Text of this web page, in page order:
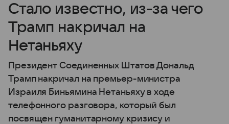
Стало известно, из-за чего
Трамп накричал на
Нетаньяху
Президент Соединенных Штатов Дональд
Трамп накричал на премьер-министра
Израиля Биньямина Нетаньяху в ходе
телефонного разговора, который был
посвящен гуманитарному кризису и